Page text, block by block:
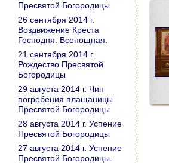
Пресвятой Богородицы
26 сентября 2014 г.
Воздвижение Креста
Господня. Всенощная.
21 сентября 2014 г.
Рождество Пресвятой
Богородицы
29 августа 2014 г. Чин
погребения плащаницы
Пресвятой Богородицы
28 августа 2014 г. Успение
Пресвятой Богородицы
27 августа 2014 г. Успение
Пресвятой Богородицы.